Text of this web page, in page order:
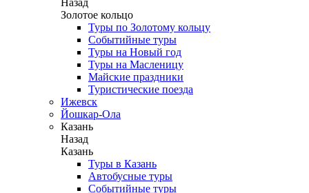
Назад
Золотое кольцо
Туры по Золотому кольцу
Событийные туры
Туры на Новый год
Туры на Масленицу
Майские праздники
Туристические поезда
Ижевск
Йошкар-Ола
Казань
Назад
Казань
Туры в Казань
Автобусные туры
Событийные туры